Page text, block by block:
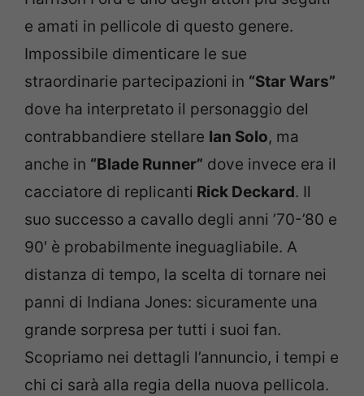
e amati in pellicole di questo genere.
Impossibile dimenticare le sue
straordinarie partecipazioni in “Star Wars”
dove ha interpretato il personaggio del
contrabbandiere stellare Ian Solo, ma
anche in “Blade Runner” dove invece era il
cacciatore di replicanti Rick Deckard. Il
suo successo a cavallo degli anni ’70-’80 e
90′ è probabilmente ineguagliabile. A
distanza di tempo, la scelta di tornare nei
panni di Indiana Jones: sicuramente una
grande sorpresa per tutti i suoi fan.
Scopriamo nei dettagli l’annuncio, i tempi e
chi ci sarà alla regia della nuova pellicola.